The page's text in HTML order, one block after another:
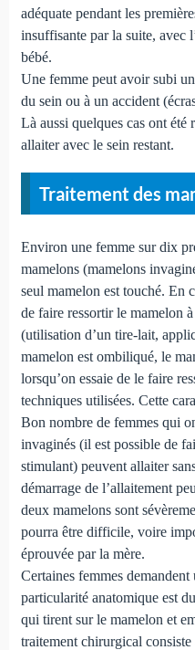
adéquate pendant les
insuffisante par la suite, avec
bébé.
Une femme peut avoir subi
du sein ou à un accident
Là aussi quelques cas ont été
allaiter avec le sein restant.
Traitement des
Environ une femme sur dix
mamelons (mamelons
seul mamelon est touché. En
de faire ressortir le mamelon
(utilisation d’un tire-lait,
mamelon est ombiliqué, le
lorsqu’on essaie de le faire
techniques utilisées. Cette
Bon nombre de femmes qui
invaginés (il est possible de
stimulant) peuvent allaiter
démarrage de l’allaitement
deux mamelons sont
pourra être difficile, voire
éprouvée par la mère.
Certaines femmes
particularité anatomique est
qui tirent sur le mamelon et
traitement chirurgical